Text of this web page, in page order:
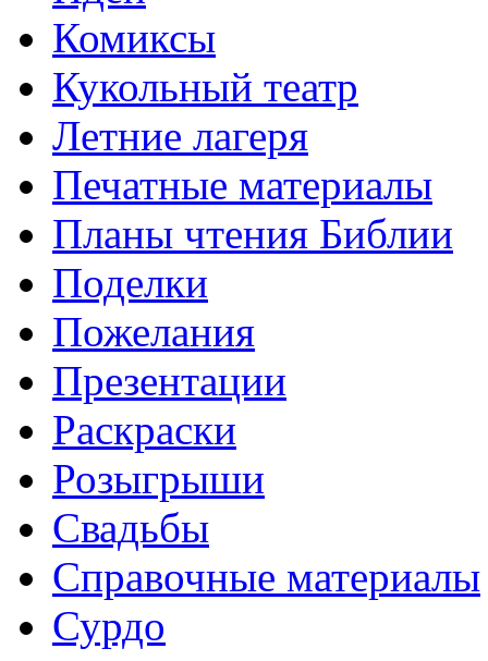
Комиксы
Кукольный театр
Летние лагеря
Печатные материалы
Планы чтения Библии
Поделки
Пожелания
Презентации
Раскраски
Розыгрыши
Свадьбы
Справочные материалы
Сурдо